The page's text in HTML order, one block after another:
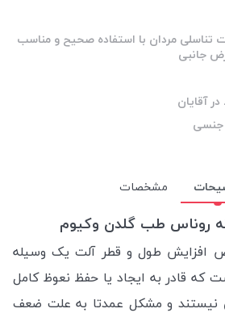
مردان با استفاده صحیح و مناسب
جانبی
آقایان
جنسی
مشخصات
روناس طب گلدن وکیوم
افزایش طول و قطر آلت یک وسیله
که قادر به ایجاد یا حفظ نعوظ کامل
نیستند و مشکل عمدتا به علت ضعف